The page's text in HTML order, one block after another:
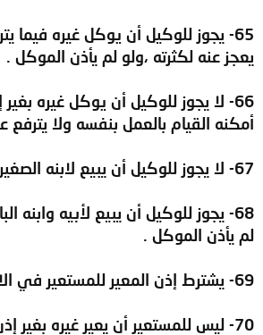
65- يجوز للوكيل أن يوكل غيره فيما
يعجز عنه لكثرته ،ولو لم يأذن الموكل .
66- لا يجوز للوكيل أن يوكل غيره
أمكنه القيام بالعمل بنفسه ولا يترفع
67- لا يجوز للوكيل أن يبيع لابنه الصغير بغير إذن الموكل .
68- يجوز للوكيل أن يبيع لأبيه وابنه
لم يأذن الموكل .
69- يشترط إذن المعير للمستعير في الانتفاع بالعارية .
70- ليس للمستعير أن يعير غيره بغير إذن المعير .